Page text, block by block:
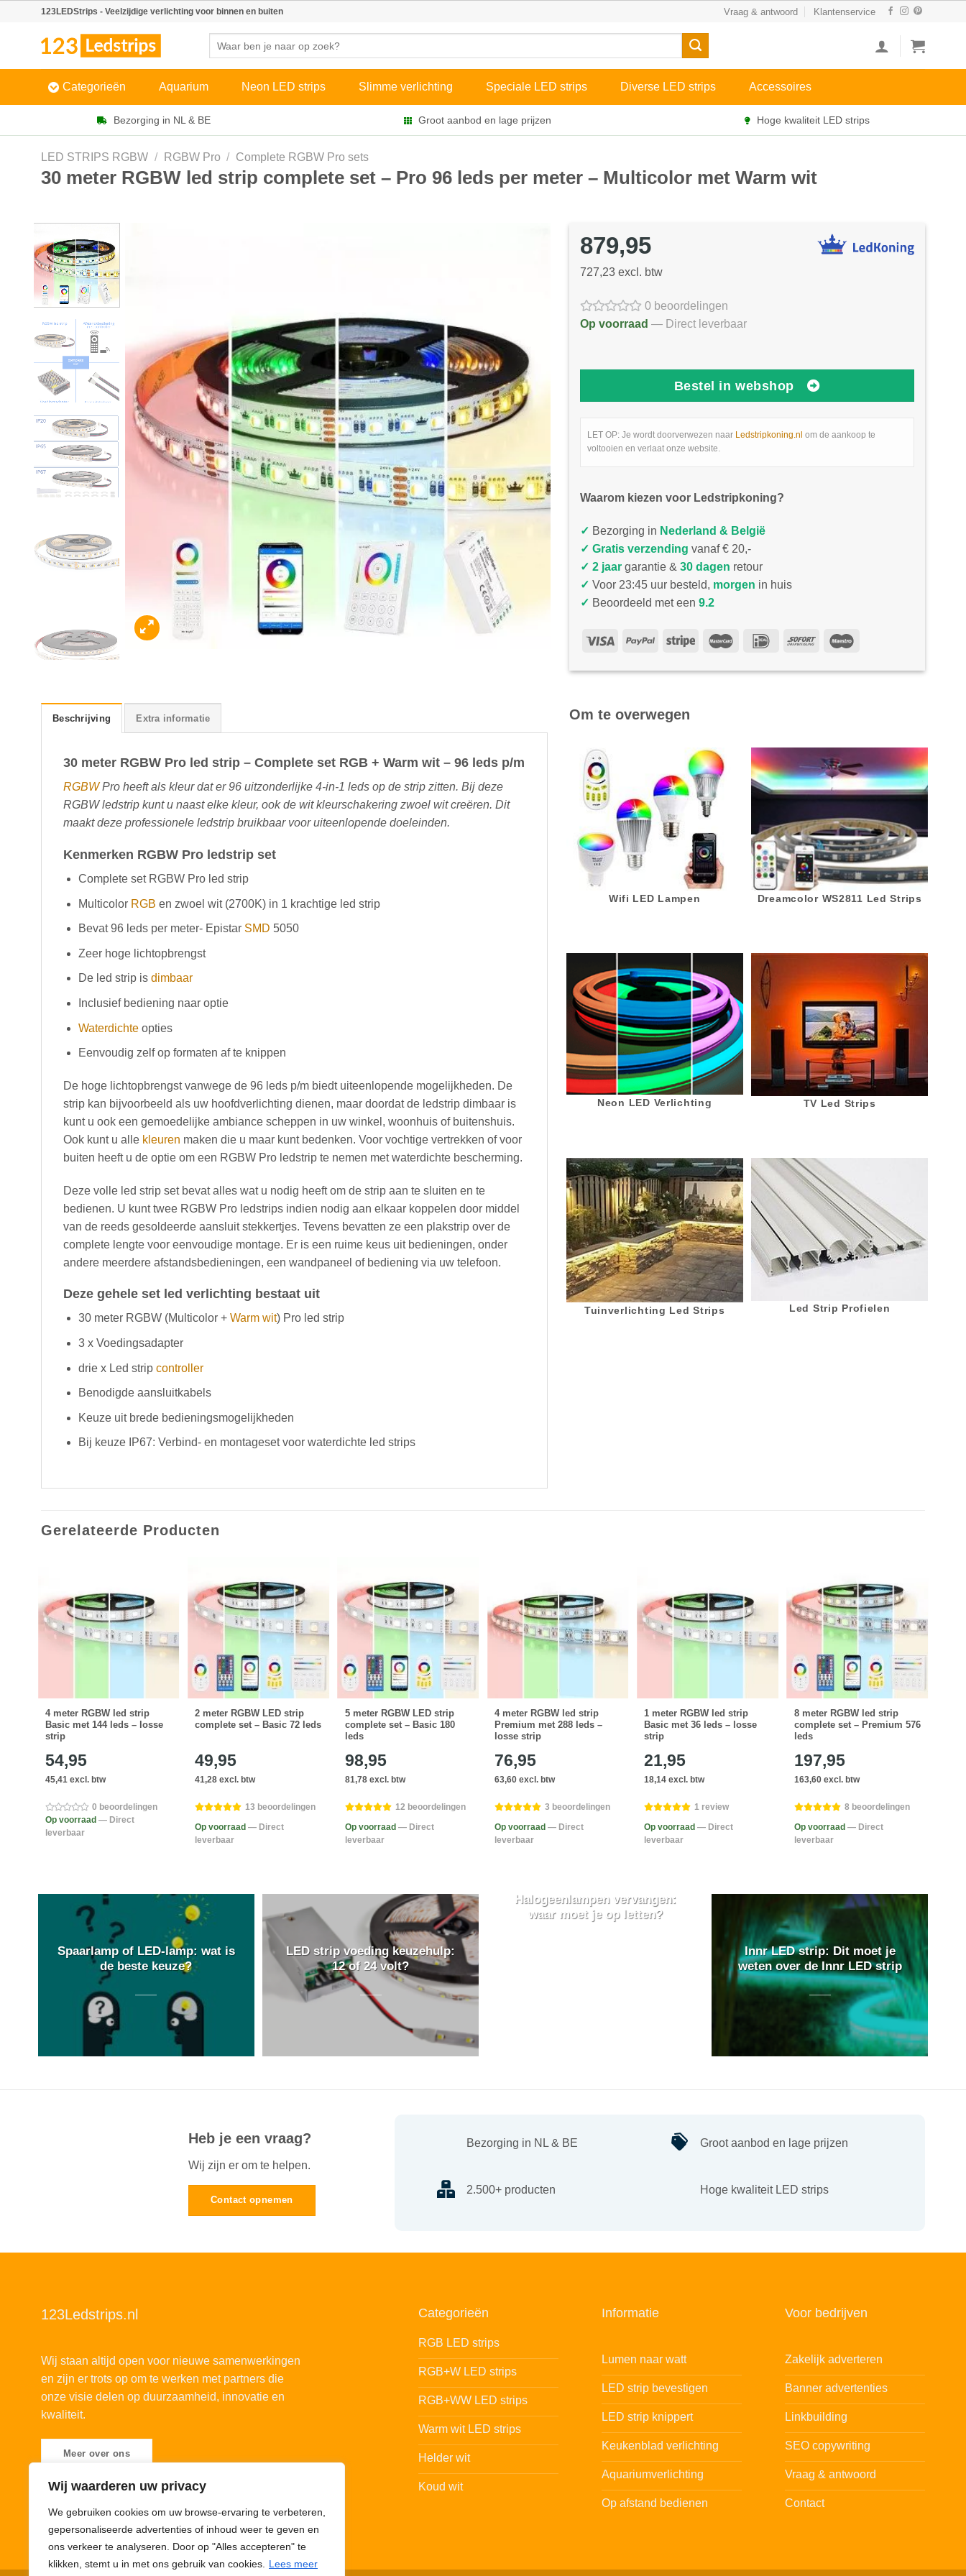
Wij waarderen uw privacy
We gebruiken cookies om uw browse-ervaring te verbeteren,
gepersonaliseerde advertenties of inhoud weer te geven en
ons verkeer te analyseren. Door op "Alles accepteren" te
klikken, stemt u in met ons gebruik van cookies.
Lees meer
123LEDStrips - Veelzijdige verlichting voor binnen en buiten Vraag & antwoord Klantenservice
Categorieën Aquarium Neon LED strips Slimme verlichting Speciale LED strips Diverse LED strips Accessoires
Bezorging in NL & BE Groot aanbod en lage prijzen Hoge kwaliteit LED strips
LED STRIPS RGBW / RGBW Pro / Complete RGBW Pro sets
30 meter RGBW led strip complete set – Pro 96 leds per meter – Multicolor met Warm wit
879,95
727,23 excl. btw
0 beoordelingen
Op voorraad — Direct leverbaar
Bestel in webshop
LET OP: Je wordt doorverwezen naar Ledstripkoning.nl om de aankoop te
voltooien en verlaat onze website.
Waarom kiezen voor Ledstripkoning?
✓ Bezorging in Nederland & België
✓ Gratis verzending vanaf € 20,-
✓ 2 jaar garantie & 30 dagen retour
✓ Voor 23:45 uur besteld, morgen in huis
✓ Beoordeeld met een 9.2
Beschrijving Extra informatie
30 meter RGBW Pro led strip – Complete set RGB + Warm wit – 96 leds p/m
RGBWPro heeft als kleur dat er 96 uitzonderlijke 4-in-1 leds op de strip zitten. Bij deze
RGBW ledstrip kunt u naast elke kleur, ook de wit kleurschakering zwoel wit creëren. Dit
maakt deze professionele ledstrip bruikbaar voor uiteenlopende doeleinden.
Kenmerken RGBW Pro ledstrip set
Complete set RGBW Pro led strip
Multicolor RGB en zwoel wit (2700K) in 1 krachtige led strip
Bevat 96 leds per meter- Epistar SMD 5050
Zeer hoge lichtopbrengst
De led strip is dimbaar
Inclusief bediening naar optie
Waterdichteopties
Eenvoudig zelf op formaten af te knippen
De hoge lichtopbrengst vanwege de 96 leds p/m biedt uiteenlopende mogelijkheden. De
strip kan bijvoorbeeld als uw hoofdverlichting dienen, maar doordat de ledstrip dimbaar is
kunt u ook een gemoedelijke ambiance scheppen in uw winkel, woonhuis of buitenshuis.
Ook kunt u alle kleuren maken die u maar kunt bedenken. Voor vochtige vertrekken of voor
buiten heeft u de optie om een RGBW Pro ledstrip te nemen met waterdichte bescherming.
Deze volle led strip set bevat alles wat u nodig heeft om de strip aan te sluiten en te
bedienen. U kunt twee RGBW Pro ledstrips indien nodig aan elkaar koppelen door middel
van de reeds gesoldeerde aansluit stekkertjes. Tevens bevatten ze een plakstrip over de
complete lengte voor eenvoudige montage. Er is een ruime keus uit bedieningen, onder
andere meerdere afstandsbedieningen, een wandpaneel of bediening via uw telefoon.
Deze gehele set led verlichting bestaat uit
30 meter RGBW (Multicolor + Warm wit) Pro led strip
3 x Voedingsadapter
drie x Led strip controller
Benodigde aansluitkabels
Keuze uit brede bedieningsmogelijkheden
Bij keuze IP67: Verbind- en montageset voor waterdichte led strips
Om te overwegen
Wifi LED Lampen Dreamcolor WS2811 Led Strips
Neon LED Verlichting TV Led Strips
Tuinverlichting Led Strips Led Strip Profielen
Gerelateerde Producten
4 meter RGBW led strip
Basic met 144 leds – losse
strip
54,95
45,41 excl. btw
0 beoordelingen
Op voorraad — Direct
leverbaar
2 meter RGBW LED strip
complete set – Basic 72 leds
49,95
41,28 excl. btw
13 beoordelingen
Op voorraad — Direct
leverbaar
5 meter RGBW LED strip
complete set – Basic 180
leds
98,95
81,78 excl. btw
12 beoordelingen
Op voorraad — Direct
leverbaar
4 meter RGBW led strip
Premium met 288 leds –
losse strip
76,95
63,60 excl. btw
3 beoordelingen
Op voorraad — Direct
leverbaar
1 meter RGBW led strip
Basic met 36 leds – losse
strip
21,95
18,14 excl. btw
1 review
Op voorraad — Direct
leverbaar
8 meter RGBW led strip
complete set – Premium 576
leds
197,95
163,60 excl. btw
8 beoordelingen
Op voorraad — Direct
leverbaar
Spaarlamp of LED-lamp: wat is
de beste keuze?
LED strip voeding keuzehulp:
12 of 24 volt?
Halogeenlampen vervangen:
waar moet je op letten?
Innr LED strip: Dit moet je
weten over de Innr LED strip
Heb je een vraag?
Wij zijn er om te helpen.
Contact opnemen
Bezorging in NL & BE
2.500+ producten
Groot aanbod en lage prijzen
Hoge kwaliteit LED strips
123Ledstrips.nl
Wij staan altijd open voor nieuwe samenwerkingen
en zijn er trots op om te werken met partners die
onze visie delen op duurzaamheid, innovatie en
kwaliteit.
Meer over ons
Categorieën
RGB LED strips
RGB+W LED strips
RGB+WW LED strips
Warm wit LED strips
Helder wit
Koud wit
Informatie
Lumen naar watt
LED strip bevestigen
LED strip knippert
Keukenblad verlichting
Aquariumverlichting
Op afstand bedienen
Voor bedrijven
Zakelijk adverteren
Banner advertenties
Linkbuilding
SEO copywriting
Vraag & antwoord
Contact